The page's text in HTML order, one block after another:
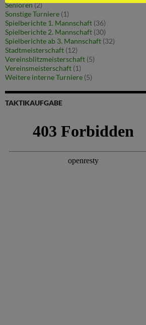
Senioren(2)
Sonstige Turniere (1)
Spielberichte 1. Mannschaft (36)
Spielberichte 2. Mannschaft (30)
Spielberichte ab 3. Mannschaft (32)
Stadtmeisterschaft (12)
Vereinsblitzmeisterschaft (5)
Vereinsmeisterschaft (1)
Weitere interne Turniere (5)
TAKTIKAUFGABE